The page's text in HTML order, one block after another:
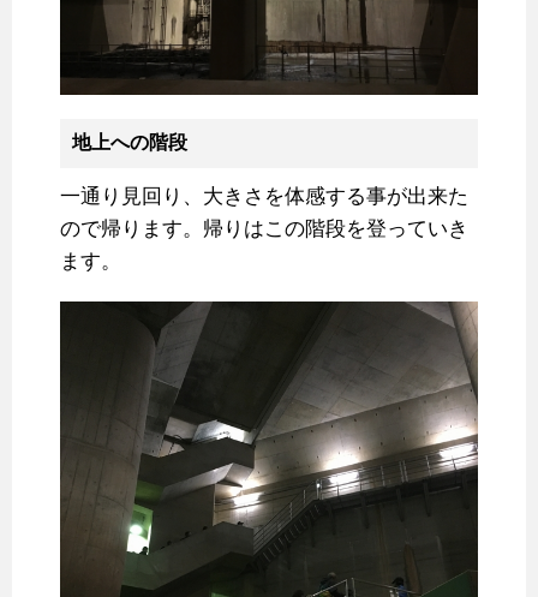
地上への階段
一通り見回り、大きさを体感する事が出来た
ので帰ります。帰りはこの階段を登っていき
ます。